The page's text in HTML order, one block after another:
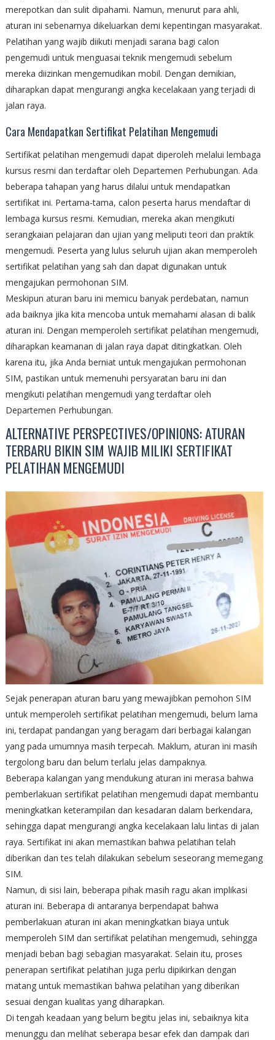
merepotkan dan sulit dipahami. Namun, menurut para ahli,
aturan ini sebenarnya dikeluarkan demi kepentingan masyarakat.
Pelatihan yang wajib diikuti menjadi sarana bagi calon
pengemudi untuk menguasai teknik mengemudi sebelum
mereka diizinkan mengemudikan mobil. Dengan demikian,
diharapkan dapat mengurangi angka kecelakaan yang terjadi di
jalan raya.
Cara Mendapatkan Sertifikat Pelatihan Mengemudi
Sertifikat pelatihan mengemudi dapat diperoleh melalui lembaga
kursus resmi dan terdaftar oleh Departemen Perhubungan. Ada
beberapa tahapan yang harus dilalui untuk mendapatkan
sertifikat ini. Pertama-tama, calon peserta harus mendaftar di
lembaga kursus resmi. Kemudian, mereka akan mengikuti
serangkaian pelajaran dan ujian yang meliputi teori dan praktik
mengemudi. Peserta yang lulus seluruh ujian akan memperoleh
sertifikat pelatihan yang sah dan dapat digunakan untuk
mengajukan permohonan SIM.
Meskipun aturan baru ini memicu banyak perdebatan, namun
ada baiknya jika kita mencoba untuk memahami alasan di balik
aturan ini. Dengan memperoleh sertifikat pelatihan mengemudi,
diharapkan keamanan di jalan raya dapat ditingkatkan. Oleh
karena itu, jika Anda berniat untuk mengajukan permohonan
SIM, pastikan untuk memenuhi persyaratan baru ini dan
mengikuti pelatihan mengemudi yang terdaftar oleh
Departemen Perhubungan.
ALTERNATIVE PERSPECTIVES/OPINIONS: ATURAN
TERBARU BIKIN SIM WAJIB MILIKI SERTIFIKAT
PELATIHAN MENGEMUDI
Sejak penerapan aturan baru yang mewajibkan pemohon SIM
untuk memperoleh sertifikat pelatihan mengemudi, belum lama
ini, terdapat pandangan yang beragam dari berbagai kalangan
yang pada umumnya masih terpecah. Maklum, aturan ini masih
tergolong baru dan belum terlalu jelas dampaknya.
Beberapa kalangan yang mendukung aturan ini merasa bahwa
pemberlakuan sertifikat pelatihan mengemudi dapat membantu
meningkatkan keterampilan dan kesadaran dalam berkendara,
sehingga dapat mengurangi angka kecelakaan lalu lintas di jalan
raya. Sertifikat ini akan memastikan bahwa pelatihan telah
diberikan dan tes telah dilakukan sebelum seseorang memegang
SIM.
Namun, di sisi lain, beberapa pihak masih ragu akan implikasi
aturan ini. Beberapa di antaranya berpendapat bahwa
pemberlakuan aturan ini akan meningkatkan biaya untuk
memperoleh SIM dan sertifikat pelatihan mengemudi, sehingga
menjadi beban bagi sebagian masyarakat. Selain itu, proses
penerapan sertifikat pelatihan juga perlu dipikirkan dengan
matang untuk memastikan bahwa pelatihan yang diberikan
sesuai dengan kualitas yang diharapkan.
Di tengah keadaan yang belum begitu jelas ini, sebaiknya kita
menunggu dan melihat seberapa besar efek dan dampak dari